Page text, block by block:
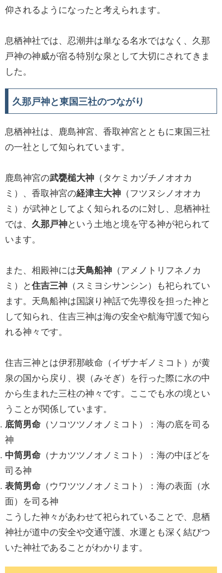
仰されるようになったと考えられます。
息栖神社では、忍潮井は単なる名水ではなく、久那
戸神の神威が宿る特別な泉として大切にされてきま
した。
久那戸神と東国三社のつながり
息栖神社は、鹿島神宮、香取神宮とともに東国三社
の一社として知られています。
鹿島神宮の武甕槌大神 （タケミカヅチノオオカ
ミ）、香取神宮の経津主大神 （フツヌシノオオカ
ミ）が武神としてよく知られるのに対し、息栖神社
では、 久那戸神という土地と境を守る神が祀られて
います。
また、相殿神には天鳥船神 （アメノトリフネノカ
ミ）と住吉三神 （スミヨシサンシン）も祀られてい
ます。天鳥船神は国譲り神話で先導役を担った神と
して知られ、住吉三神は海の安全や航海守護で知ら
れる神々です。
住吉三神とは伊邪那岐命（イザナギノミコト）が黄
泉の国から戻り、禊（みそぎ）を行った際に水の中
から生まれた三柱の神々です。ここでも水の境とい
うことが関係しています。
底筒男命 （ソコツツノオノミコト）：海の底を司る
神
中筒男命 （ナカツツノオノミコト）：海の中ほどを
司る神
表筒男命 （ウワツツノオノミコト）：海の表面（水
面）を司る神
こうした神々があわせて祀られていることで、息栖
神社が道中の安全や交通守護、水運とも深く結びつ
いた神社であることがわかります。